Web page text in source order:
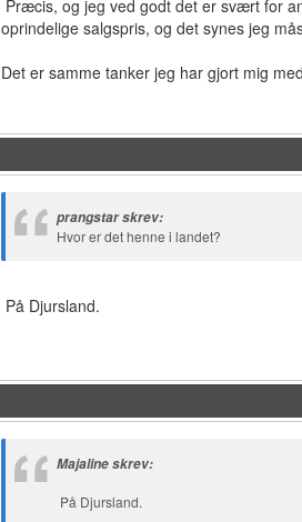
Præcis, og jeg ved godt det er svært for
oprindelige salgspris, og det synes jeg
Det er samme tanker jeg har gjort mig
prangstar skrev:
Hvor er det henne i landet?
På Djursland.
Majaline skrev:
På Djursland.